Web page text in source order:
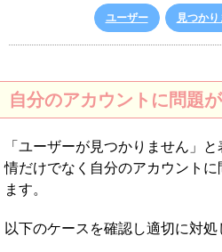
ユーザー
見つか
自分のアカウントに問題
「ユーザーが見つかりません」
情だけでなく自分のアカウント
ます。
以下のケースを確認し適切に対処